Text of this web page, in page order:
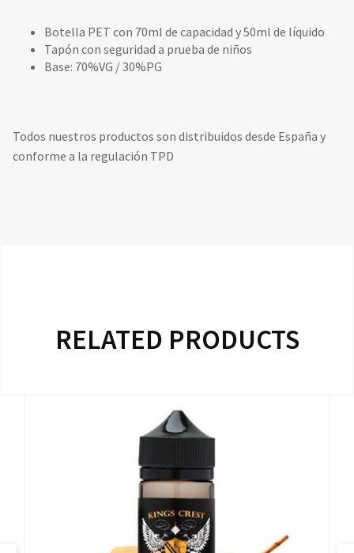
Botella PET con 70ml de capacidad y 50ml de líquido
Tapón con seguridad a prueba de niños
Base: 70%VG / 30%PG
Todos nuestros productos son distribuidos desde España y
conforme a la regulación TPD
RELATED PRODUCTS